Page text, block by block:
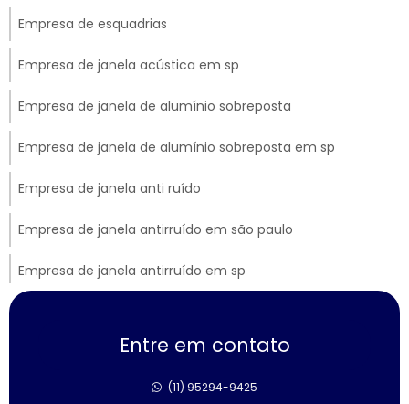
Empresa de esquadrias
Empresa de janela acústica em sp
Empresa de janela de alumínio sobreposta
Empresa de janela de alumínio sobreposta em sp
Empresa de janela anti ruído
Empresa de janela antirruído em são paulo
Empresa de janela antirruído em sp
Empresa de janela sobreposta de giro
Empresa de janela sobreposta de giro em sp
Entre em contato
(11) 95294-9425